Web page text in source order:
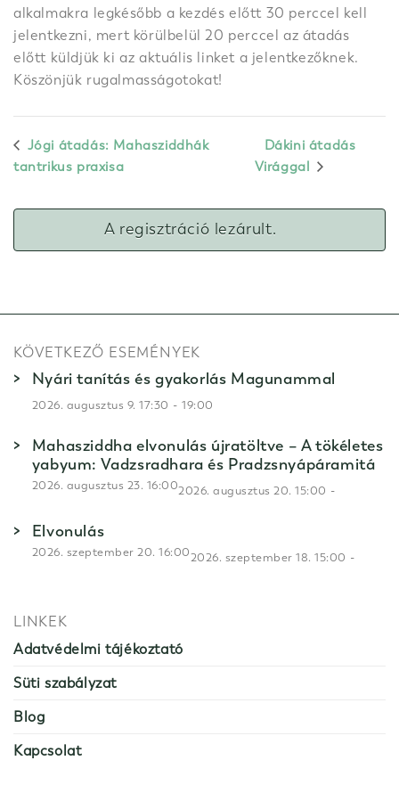
alkalmakra legkésőbb a kezdés előtt 30 perccel kell
jelentkezni, mert körülbelül 20 perccel az átadás
előtt küldjük ki az aktuális linket a jelentkezőknek.
Köszönjük rugalmasságotokat!
Jógi átadás: Mahasziddhák
tantrikus praxisa
Dákini átadás
Virággal
A regisztráció lezárult.
KÖVETKEZŐ ESEMÉNYEK
Nyári tanítás és gyakorlás Magunammal
2026. augusztus 9. 17:30 -19:00
Mahasziddha elvonulás újratöltve – A tökéletes
yabyum: Vadzsradhara és Pradzsnyápáramitá
2026. augusztus 20. 15:00 -
2026. augusztus 23. 16:00
Elvonulás
2026. szeptember 18. 15:00 -
2026. szeptember 20. 16:00
LINKEK
Adatvédelmi tájékoztató
Süti szabályzat
Blog
Kapcsolat